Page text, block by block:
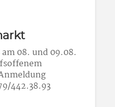
08. und 09.08.
442.38.93